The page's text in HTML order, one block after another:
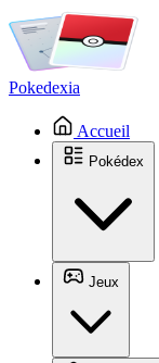
Pokedexia
Accueil